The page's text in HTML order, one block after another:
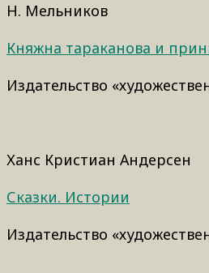
Н. Мельников
Княжна тараканова и
Издательство
Ханс Кристиан Андерсен
Сказки. Истории
Издательство